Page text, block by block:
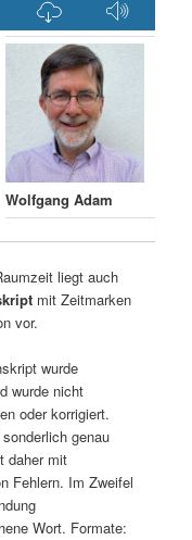
Wolfgang Adam
liegt auch
mit Zeitmarken
vor.
wurde
wurde nicht
oder korrigiert.
genau
daher mit
Fehlern. Im Zweifel
Wort. Formate: